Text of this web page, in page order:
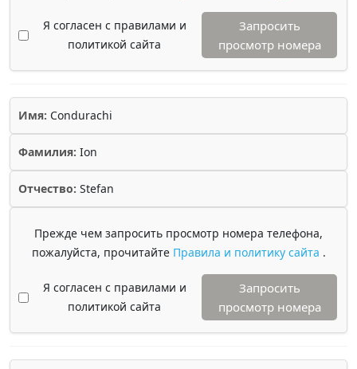
Я согласен с правилами и
политикой сайта
Запросить
просмотр номера
Имя: Condurachi
Фамилия: Ion
Отчество: Stefan
Прежде чем запросить просмотр номера телефона,
пожалуйста, прочитайте Правила и политику сайта .
Я согласен с правилами и
политикой сайта
Запросить
просмотр номера